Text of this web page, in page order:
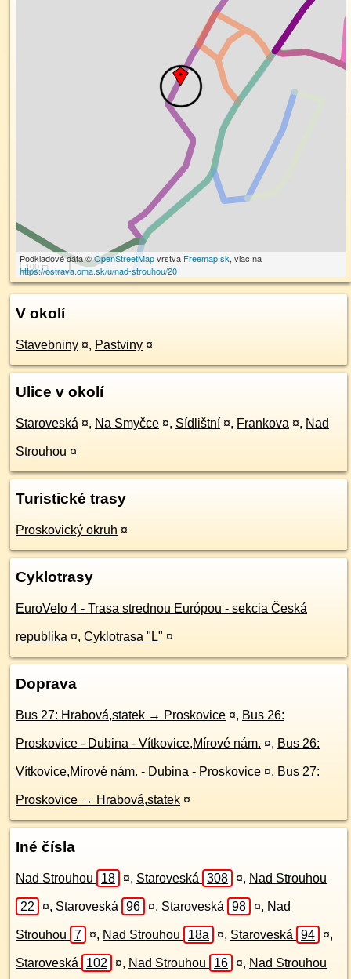
100 m
Podkladové dáta ©OpenStreetMapvrstva Freemap.sk, viac na
https://ostrava.oma.sk/u/nad-strouhou/20
V okolí
Stavebniny ¤, Pastviny ¤
Ulice v okolí
Staroveská ¤, Na Smyčce ¤, Sídlištní ¤, Frankova ¤, Nad
Strouhou ¤
Turistické trasy
Proskovický okruh ¤
Cyklotrasy
EuroVelo 4 - Trasa strednou Európou - sekcia Česká
republika ¤, Cyklotrasa "L" ¤
Doprava
Bus 27: Hrabová,statek → Proskovice ¤, Bus 26:
Proskovice - Dubina - Vítkovice,Mírové nám. ¤, Bus 26:
Vítkovice,Mírové nám. - Dubina - Proskovice ¤, Bus 27:
Proskovice → Hrabová,statek ¤
Iné čísla
Nad Strouhou 18 ¤, Staroveská 308 ¤, Nad Strouhou
22 ¤, Staroveská 96 ¤, Staroveská 98 ¤, Nad
Strouhou 7 ¤, Nad Strouhou 18a ¤, Staroveská 94 ¤,
Staroveská 102 ¤, Nad Strouhou 16 ¤, Nad Strouhou